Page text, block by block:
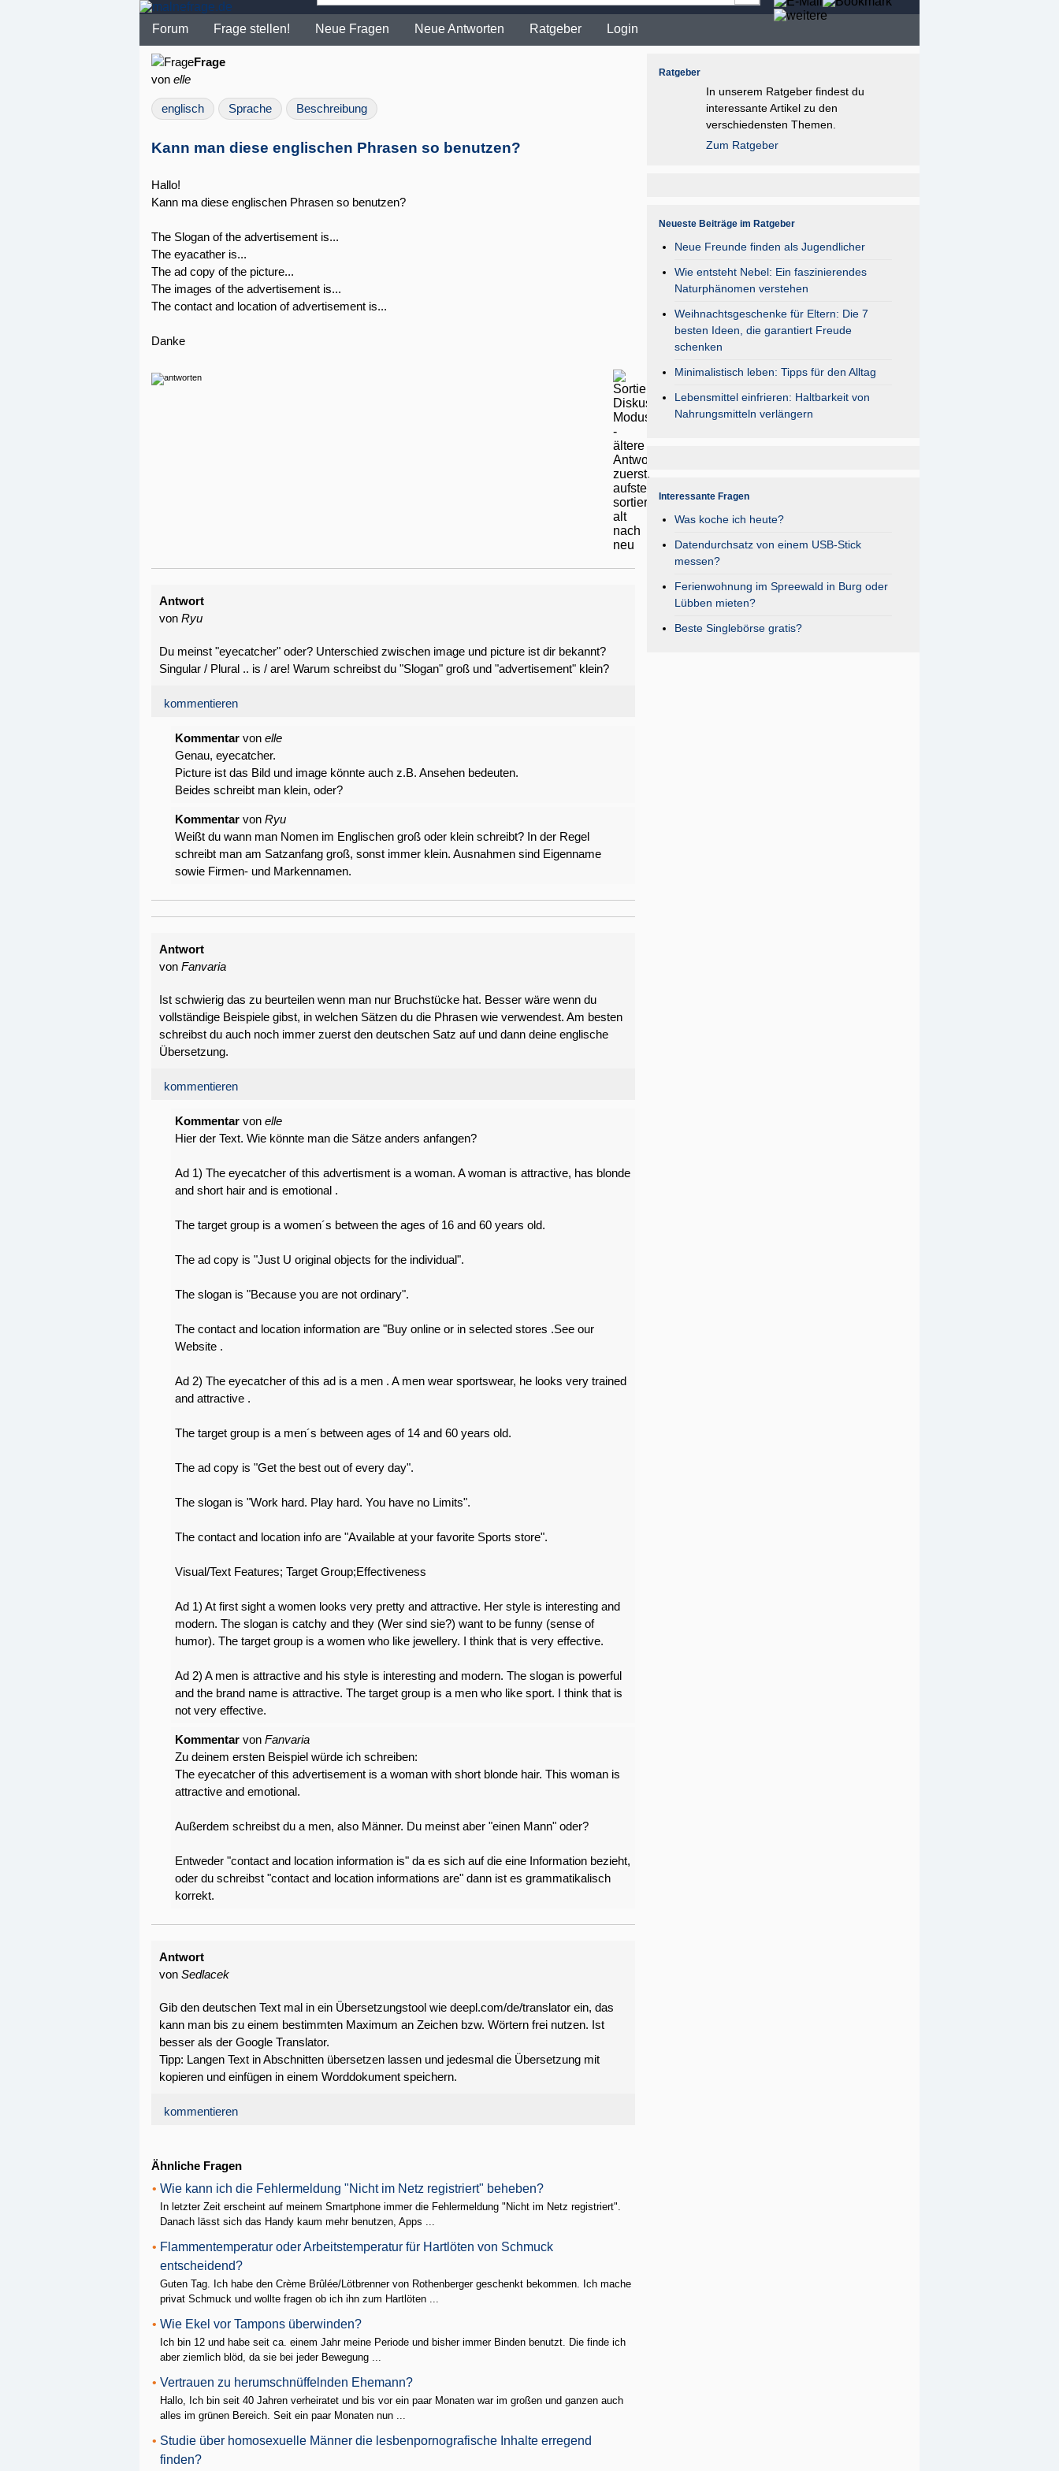
Forum Frage stellen! Neue Fragen Neue Antworten Ratgeber Login
Frage
von elle
englisch Sprache Beschreibung
Kann man diese englischen Phrasen so benutzen?
Hallo!
Kann ma diese englischen Phrasen so benutzen?
The Slogan of the advertisement is...
The eyacather is...
The ad copy of the picture...
The images of the advertisement is...
The contact and location of advertisement is...
Danke
Antwort
von Ryu
Du meinst "eyecatcher" oder? Unterschied zwischen image und picture ist dir bekannt?
Singular / Plural .. is / are! Warum schreibst du "Slogan" groß und "advertisement" klein?
kommentieren
Kommentar von elle
Genau, eyecatcher.
Picture ist das Bild und image könnte auch z.B. Ansehen bedeuten.
Beides schreibt man klein, oder?
Kommentar von Ryu
Weißt du wann man Nomen im Englischen groß oder klein schreibt? In der Regel
schreibt man am Satzanfang groß, sonst immer klein. Ausnahmen sind Eigenname
sowie Firmen- und Markennamen.
Antwort
von Fanvaria
Ist schwierig das zu beurteilen wenn man nur Bruchstücke hat. Besser wäre wenn du
vollständige Beispiele gibst, in welchen Sätzen du die Phrasen wie verwendest. Am besten
schreibst du auch noch immer zuerst den deutschen Satz auf und dann deine englische
Übersetzung.
kommentieren
Kommentar von elle
Hier der Text. Wie könnte man die Sätze anders anfangen?
Ad 1) The eyecatcher of this advertisment is a woman. A woman is attractive, has blonde
and short hair and is emotional .
The target group is a women´s between the ages of 16 and 60 years old.
The ad copy is "Just U original objects for the individual".
The slogan is "Because you are not ordinary".
The contact and location information are "Buy online or in selected stores .See our
Website .
Ad 2) The eyecatcher of this ad is a men . A men wear sportswear, he looks very trained
and attractive .
The target group is a men´s between ages of 14 and 60 years old.
The ad copy is "Get the best out of every day".
The slogan is "Work hard. Play hard. You have no Limits".
The contact and location info are "Available at your favorite Sports store".
Visual/Text Features; Target Group;Effectiveness
Ad 1) At first sight a women looks very pretty and attractive. Her style is interesting and
modern. The slogan is catchy and they (Wer sind sie?) want to be funny (sense of
humor). The target group is a women who like jewellery. I think that is very effective.
Ad 2) A men is attractive and his style is interesting and modern. The slogan is powerful
and the brand name is attractive. The target group is a men who like sport. I think that is
not very effective.
Kommentar von Fanvaria
Zu deinem ersten Beispiel würde ich schreiben:
The eyecatcher of this advertisement is a woman with short blonde hair. This woman is
attractive and emotional.
Außerdem schreibst du a men, also Männer. Du meinst aber "einen Mann" oder?
Entweder "contact and location information is" da es sich auf die eine Information bezieht,
oder du schreibst "contact and location informations are" dann ist es grammatikalisch
korrekt.
Antwort
von Sedlacek
Gib den deutschen Text mal in ein Übersetzungstool wie deepl.com/de/translator ein, das
kann man bis zu einem bestimmten Maximum an Zeichen bzw. Wörtern frei nutzen. Ist
besser als der Google Translator.
Tipp: Langen Text in Abschnitten übersetzen lassen und jedesmal die Übersetzung mit
kopieren und einfügen in einem Worddokument speichern.
kommentieren
Ähnliche Fragen
• Wie kann ich die Fehlermeldung "Nicht im Netz registriert" beheben?
In letzter Zeit erscheint auf meinem Smartphone immer die Fehlermeldung "Nicht im Netz registriert".
Danach lässt sich das Handy kaum mehr benutzen, Apps ...
• Flammentemperatur oder Arbeitstemperatur für Hartlöten von Schmuck
entscheidend?
Guten Tag. Ich habe den Crème Brûlée/Lötbrenner von Rothenberger geschenkt bekommen. Ich mache
privat Schmuck und wollte fragen ob ich ihn zum Hartlöten ...
• Wie Ekel vor Tampons überwinden?
Ich bin 12 und habe seit ca. einem Jahr meine Periode und bisher immer Binden benutzt. Die finde ich
aber ziemlich blöd, da sie bei jeder Bewegung ...
• Vertrauen zu herumschnüffelnden Ehemann?
Hallo, Ich bin seit 40 Jahren verheiratet und bis vor ein paar Monaten war im großen und ganzen auch
alles im grünen Bereich. Seit ein paar Monaten nun ...
• Studie über homosexuelle Männer die lesbenpornografische Inhalte erregend
finden?
Ratgeber
In unserem Ratgeber findest du
interessante Artikel zu den
verschiedensten Themen.
Zum Ratgeber
Neueste Beiträge im Ratgeber
Neue Freunde finden als Jugendlicher
Wie entsteht Nebel: Ein faszinierendes
Naturphänomen verstehen
Weihnachtsgeschenke für Eltern: Die 7
besten Ideen, die garantiert Freude
schenken
Minimalistisch leben: Tipps für den Alltag
Lebensmittel einfrieren: Haltbarkeit von
Nahrungsmitteln verlängern
Interessante Fragen
Was koche ich heute?
Datendurchsatz von einem USB-Stick
messen?
Ferienwohnung im Spreewald in Burg oder
Lübben mieten?
Beste Singlebörse gratis?